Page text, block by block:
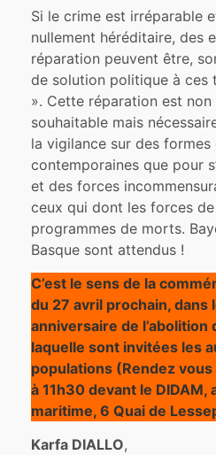
Si le crime est irréparable
nullement héréditaire, des
réparation peuvent être,
de solution politique à ces
». Cette réparation est non
souhaitable mais
la vigilance sur des formes
contemporaines que pour
et des forces
ceux qui dont les forces
programmes de morts.
Basque sont attendus !
C’est le sens de la
du 27 avril prochain, dans
anniversaire de l’abolition
laquelle sont invitées les
populations (Rendez
à 11h30 devant le
maritime, 6 Quai de
Karfa DIALLO,